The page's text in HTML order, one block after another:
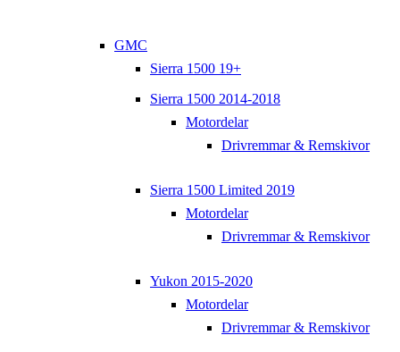
GMC
Sierra 1500 19+
Sierra 1500 2014-2018
Motordelar
Drivremmar & Remskivor
Sierra 1500 Limited 2019
Motordelar
Drivremmar & Remskivor
Yukon 2015-2020
Motordelar
Drivremmar & Remskivor